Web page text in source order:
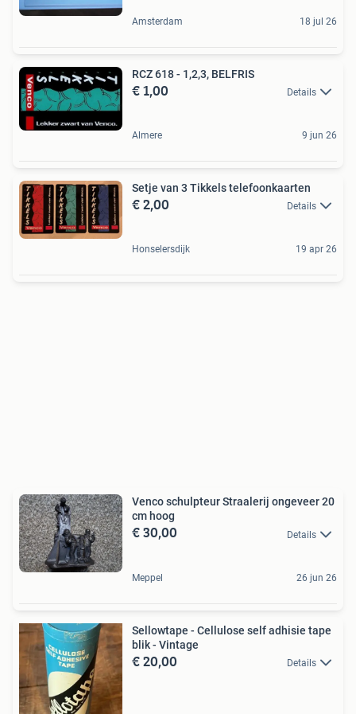
Amsterdam 18 jul 26
RCZ 618 - 1,2,3, BELFRIS
€ 1,00 Details
Almere 9 jun 26
Setje van 3 Tikkels telefoonkaarten
€ 2,00 Details
Honselersdijk 19 apr 26
Venco schulpteur Straalerij ongeveer 20
cm hoog
€ 30,00 Details
Meppel 26 jun 26
Sellowtape - Cellulose self adhisie tape
blik - Vintage
€ 20,00 Details